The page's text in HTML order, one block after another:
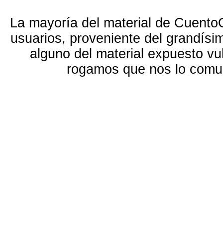
La mayoría del material de
usuarios, proveniente del
alguno del material expuesto
rogamos que nos lo